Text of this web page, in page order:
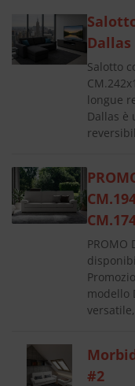
Dallas
Salotto
longue
Dallas è
PROMO
modello
#2